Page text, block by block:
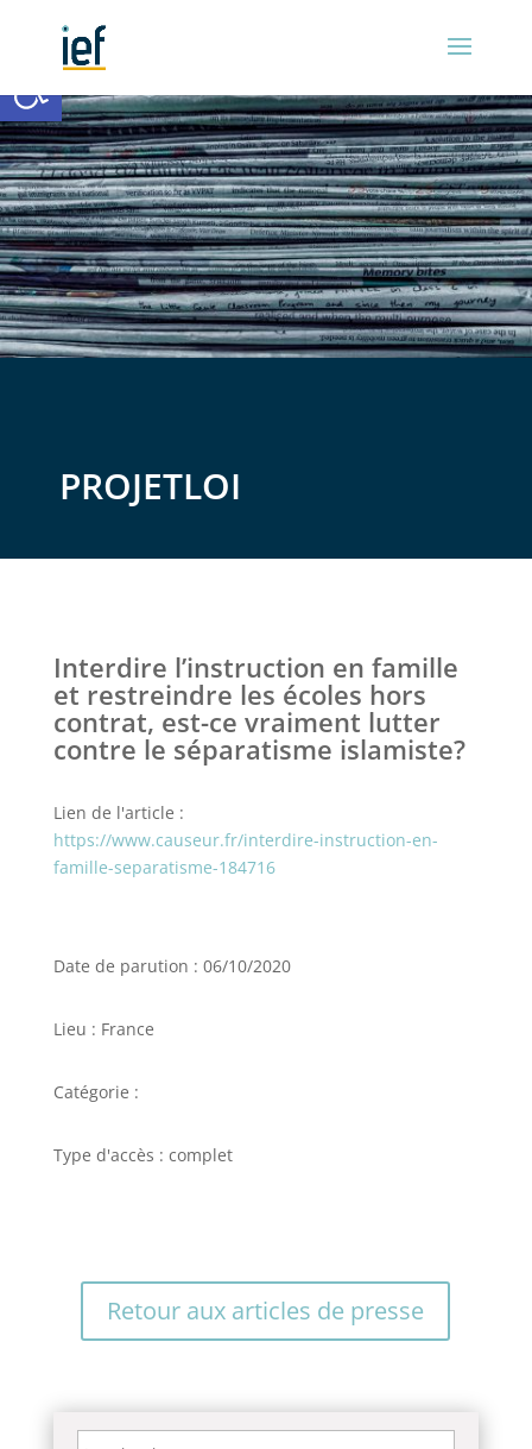
Ouvrir la barre d’outils
PROJETLOI
Interdire l’instruction en famille
et restreindre les écoles hors
contrat, est-ce vraiment lutter
contre le séparatisme islamiste?
Lien de l'article :
https://www.causeur.fr/interdire-instruction-en-
famille-separatisme-184716
Date de parution : 06/10/2020
Lieu : France
Catégorie :
Type d'accès : complet
Retour aux articles de presse